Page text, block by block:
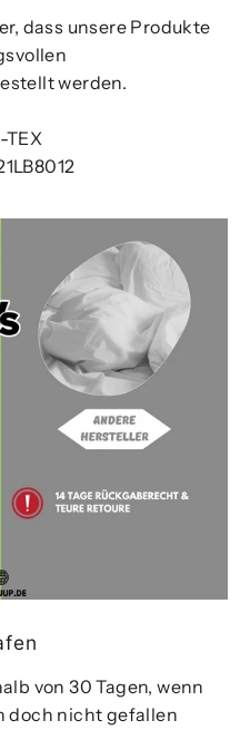
dass unsere Produkte
werden.
TEX
von 30 Tagen, wenn
doch nicht gefallen